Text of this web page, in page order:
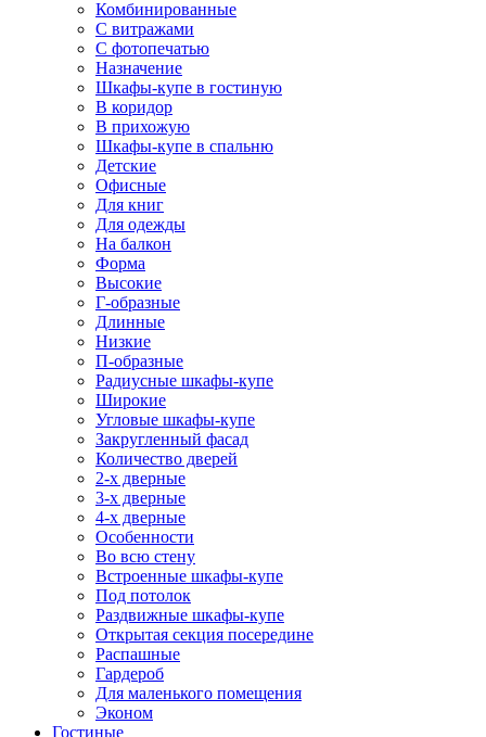
Комбинированные
С витражами
С фотопечатью
Назначение
Шкафы-купе в гостиную
В коридор
В прихожую
Шкафы-купе в спальню
Детские
Офисные
Для книг
Для одежды
На балкон
Форма
Высокие
Г-образные
Длинные
Низкие
П-образные
Радиусные шкафы-купе
Широкие
Угловые шкафы-купе
Закругленный фасад
Количество дверей
2-х дверные
3-х дверные
4-х дверные
Особенности
Во всю стену
Встроенные шкафы-купе
Под потолок
Раздвижные шкафы-купе
Открытая секция посередине
Распашные
Гардероб
Для маленького помещения
Эконом
Гостиные